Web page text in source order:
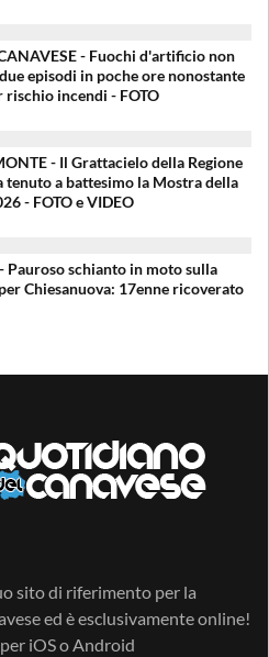
- Fuochi d'artificio non
episodi in poche ore nonostante
rischio incendi - FOTO
- Il Grattacielo della Regione
tenuto a battesimo la Mostra della
- FOTO e VIDEO
Pauroso schianto in moto sulla
Chiesanuova: 17enne ricoverato
sito di riferimento per la
ed è esclusivamente online!
iOSoAndroid